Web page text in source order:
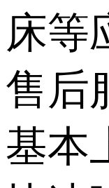
床等
售后
基本